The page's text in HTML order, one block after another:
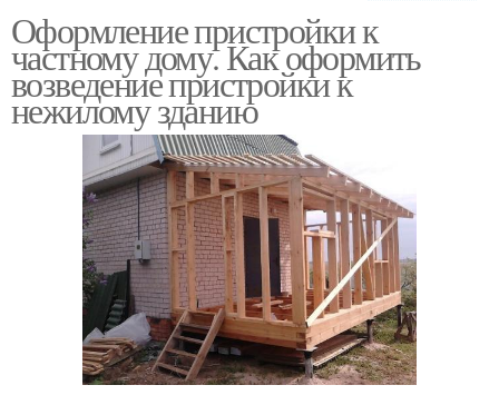
Пристройки к дому Пристройка к дому
Оформление пристройки к
частному дому. Как оформить
возведение пристройки к
нежилому зданию